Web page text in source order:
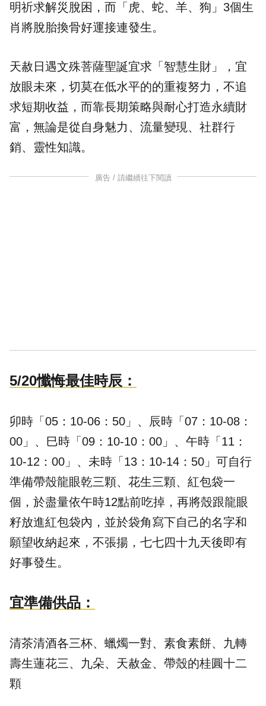
明祈求解災脫困，而「虎、蛇、羊、狗」3個生
肖將脫胎換骨好運接連發生。
天赦日遇文殊菩薩聖誕宜求「智慧生財」，宜
放眼未來，切莫在低水平的的重複努力，不追
求短期收益，而靠長期策略與耐心打造永續財
富，無論是從自身魅力、流量變現、社群行
銷、靈性知識。
廣告 / 請繼續往下閱讀
5/20懺悔最佳時辰：
卯時「05：10-06：50」、辰時「07：10-08：
00」、巳時「09：10-10：00」、午時「11：
10-12：00」、未時「13：10-14：50」可自行
準備帶殼龍眼乾三顆、花生三顆、紅包袋一
個，於盡量依午時12點前吃掉，再將殼跟龍眼
籽放進紅包袋內，並於袋角寫下自己的名字和
願望收納起來，不張揚，七七四十九天後即有
好事發生。
宜準備供品：
清茶清酒各三杯、蠟燭一對、素食素餅、九轉
壽生蓮花三、九朵、天赦金、帶殼的桂圓十二
顆